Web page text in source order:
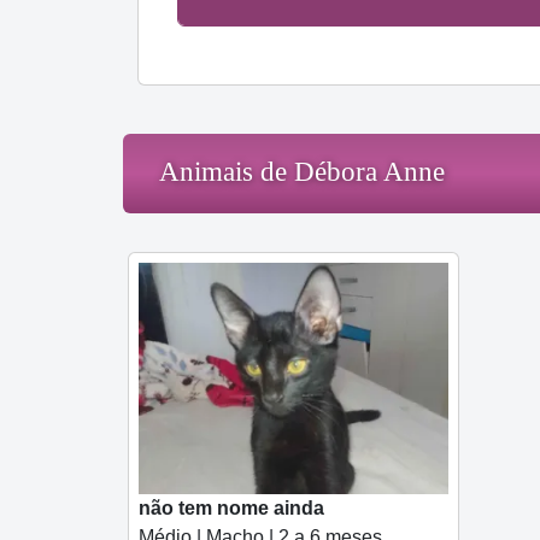
Animais de Débora Anne
não tem nome ainda